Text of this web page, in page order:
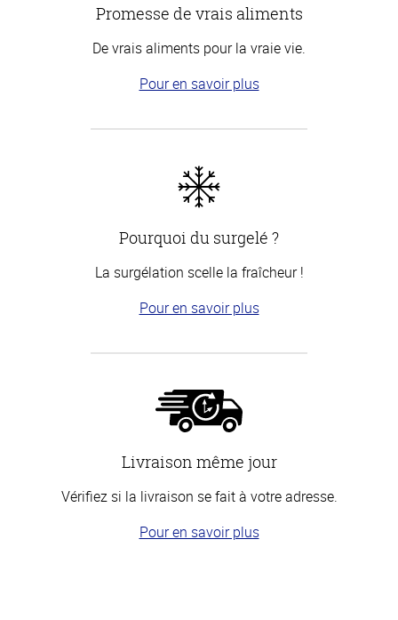
Promesse de vrais aliments
De vrais aliments pour la vraie vie.
Pour en savoir plus
Pourquoi du surgelé ?
La surgélation scelle la fraîcheur !
Pour en savoir plus
Livraison même jour
Vérifiez si la livraison se fait à votre adresse.
Pour en savoir plus